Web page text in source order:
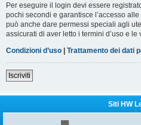
Per eseguire il login devi essere
pochi secondi e garantisce l’accesso
può anche dare permessi speciali agli
assicurati di aver letto i termini d’uso e le
Condizioni d’uso | Trattamento dei dati
Iscriviti
Siti HW